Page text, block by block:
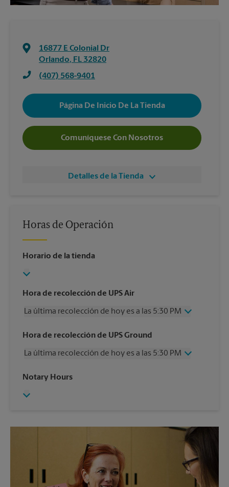
16877 E Colonial Dr
Orlando, FL 32820
(407) 568-9401
Página De Inicio De La Tienda
Comuníquese Con Nosotros
Detalles de la Tienda
Horas de Operación
Horario de la tienda
Hora de recolección de UPS Air
La última recolección de hoy es a las 5:30 PM
Miércoles
5:30 PM
Viernes
5:30 PM
Domingo
Hora de recolección de UPS Ground
La última recolección de hoy es a las 5:30 PM
Miércoles
Viernes
5:30 PM
Notary Hours